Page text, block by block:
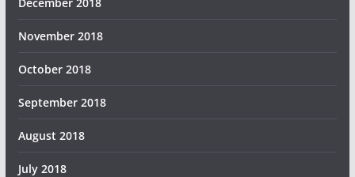
November 2018
October 2018
September 2018
August 2018
July 2018